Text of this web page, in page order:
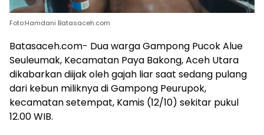
Foto:Hamdani Batasaceh.com
Batasaceh.com- Dua warga Gampong Pucok Alue
Seuleumak, Kecamatan Paya Bakong, Aceh Utara
dikabarkan diijak oleh gajah liar saat sedang pulang
dari kebun miliknya di Gampong Peurupok,
kecamatan setempat, Kamis (12/10) sekitar pukul
12.00 WIB.